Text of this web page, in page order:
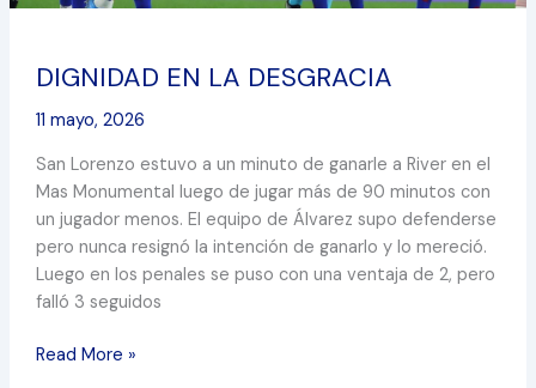
DIGNIDAD EN LA DESGRACIA
11 mayo, 2026
San Lorenzo estuvo a un minuto de ganarle a River en el
Mas Monumental luego de jugar más de 90 minutos con
un jugador menos. El equipo de Álvarez supo defenderse
pero nunca resignó la intención de ganarlo y lo mereció.
Luego en los penales se puso con una ventaja de 2, pero
falló 3 seguidos
Read More »